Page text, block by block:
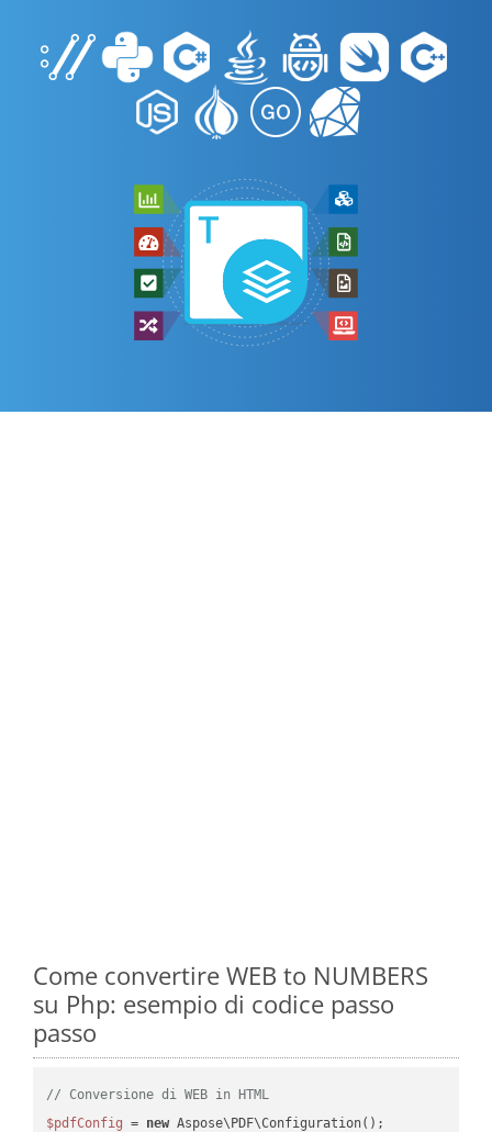
Come convertire WEB to NUMBERS
su Php: esempio di codice passo
passo
// Conversione di WEB in HTML
$pdfConfig = new